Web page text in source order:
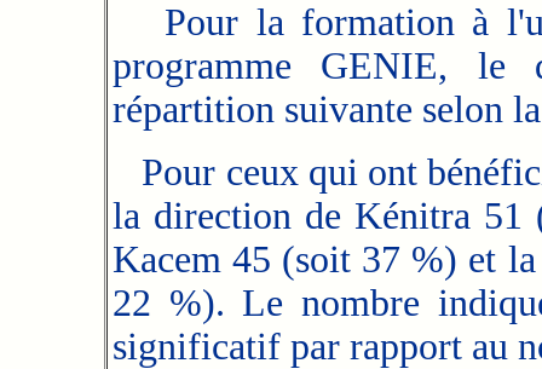
Pour la formation à
programme GENIE, le
répartition suivante selon
Pour ceux qui ont
la direction de Kénitra
Kacem 45 (soit 37 %) et
22 %). Le nombre
significatif par rapport au